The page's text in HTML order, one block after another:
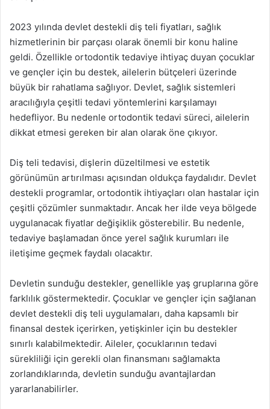
2023 yılında devlet destekli diş teli fiyatları, sağlık
hizmetlerinin bir parçası olarak önemli bir konu haline
geldi. Özellikle ortodontik tedaviye ihtiyaç duyan çocuklar
ve gençler için bu destek, ailelerin bütçeleri üzerinde
büyük bir rahatlama sağlıyor. Devlet, sağlık sistemleri
aracılığıyla çeşitli tedavi yöntemlerini karşılamayı
hedefliyor. Bu nedenle ortodontik tedavi süreci, ailelerin
dikkat etmesi gereken bir alan olarak öne çıkıyor.
Diş teli tedavisi, dişlerin düzeltilmesi ve estetik
görünümün artırılması açısından oldukça faydalıdır. Devlet
destekli programlar, ortodontik ihtiyaçları olan hastalar için
çeşitli çözümler sunmaktadır. Ancak her ilde veya bölgede
uygulanacak fiyatlar değişiklik gösterebilir. Bu nedenle,
tedaviye başlamadan önce yerel sağlık kurumları ile
iletişime geçmek faydalı olacaktır.
Devletin sunduğu destekler, genellikle yaş gruplarına göre
farklılık göstermektedir. Çocuklar ve gençler için sağlanan
devlet destekli diş teli uygulamaları, daha kapsamlı bir
finansal destek içerirken, yetişkinler için bu destekler
sınırlı kalabilmektedir. Aileler, çocuklarının tedavi
sürekliliği için gerekli olan finansmanı sağlamakta
zorlandıklarında, devletin sunduğu avantajlardan
yararlanabilirler.